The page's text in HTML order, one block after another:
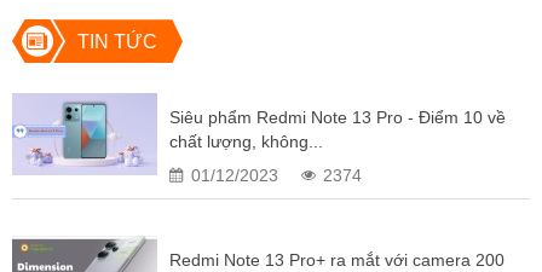
TIN TỨC
Siêu phẩm Redmi Note 13 Pro - Điểm 10 về
chất lượng, không...
01/12/2023
2374
Redmi Note 13 Pro+ ra mắt với camera 200